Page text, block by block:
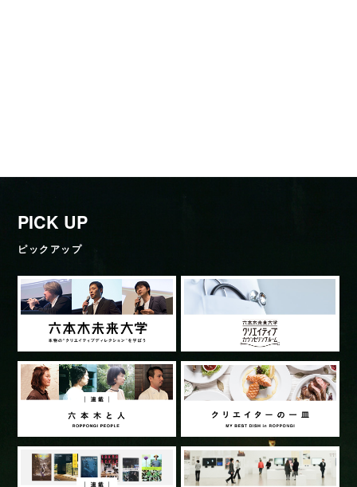
PICK UP
ピックアップ